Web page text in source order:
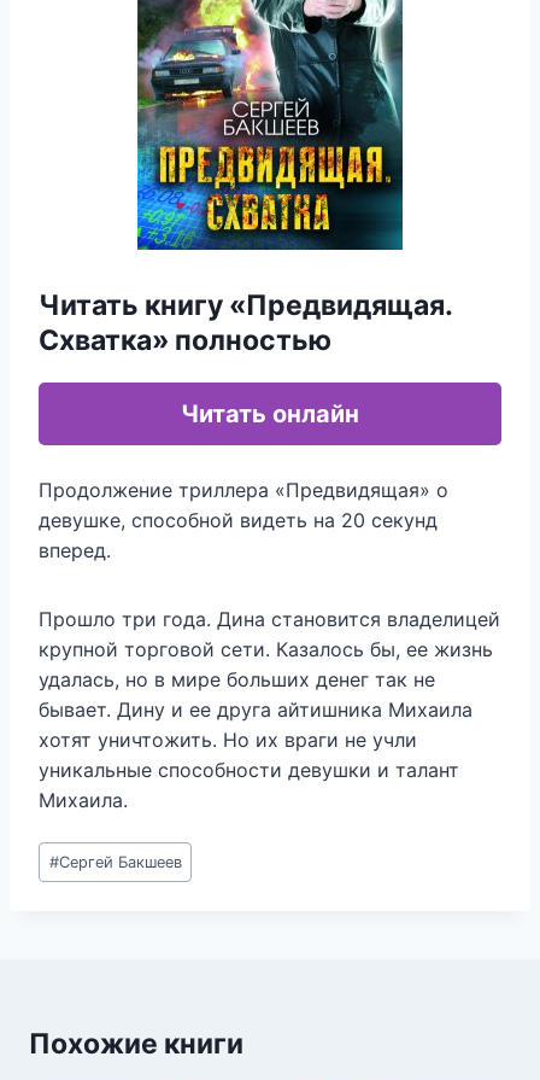
Читать книгу «Предвидящая.
Схватка» полностью
Читать онлайн
Продолжение триллера «Предвидящая» о
девушке, способной видеть на 20 секунд
вперед.
Прошло три года. Дина становится владелицей
крупной торговой сети. Казалось бы, ее жизнь
удалась, но в мире больших денег так не
бывает. Дину и ее друга айтишника Михаила
хотят уничтожить. Но их враги не учли
уникальные способности девушки и талант
Михаила.
Метки
записи:
#Сергей Бакшеев
Похожие книги